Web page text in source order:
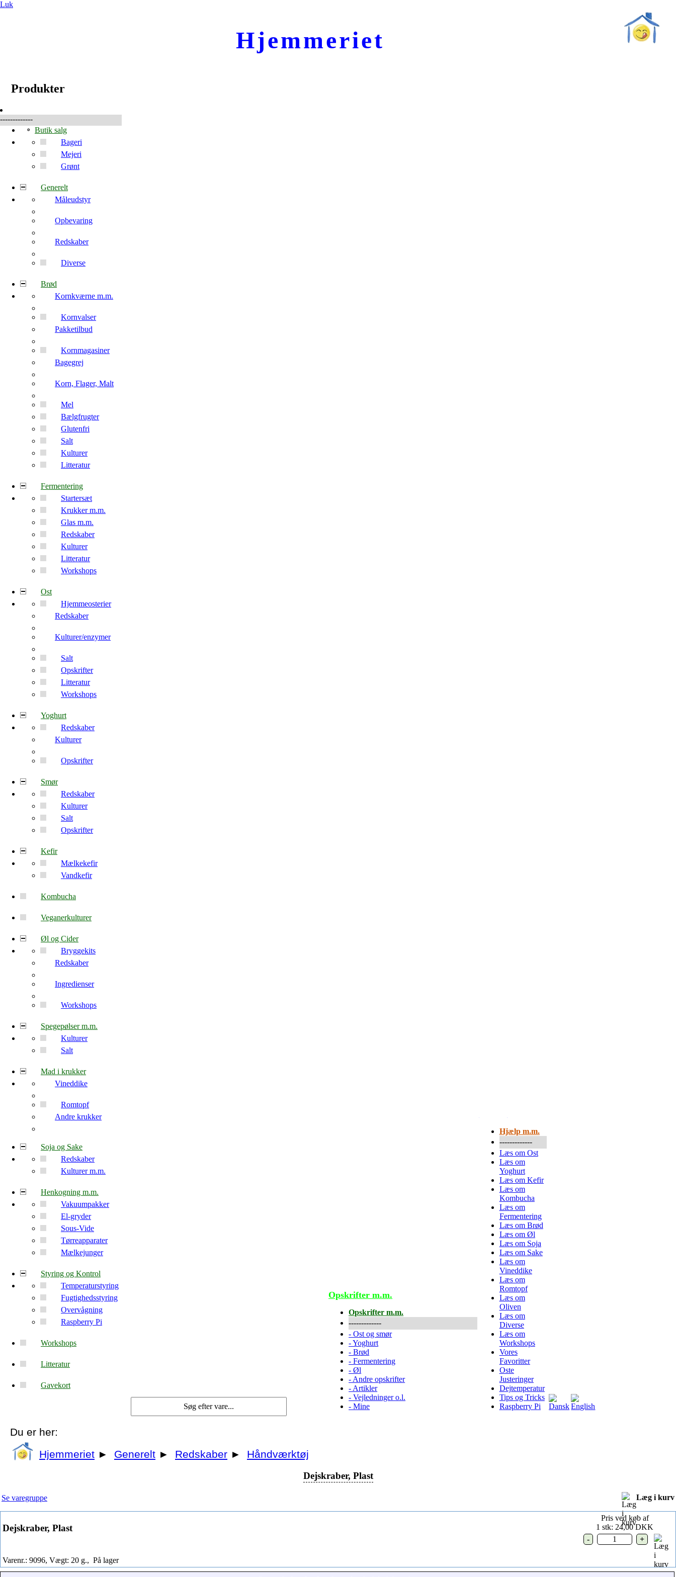
Luk
Hjemmeriet
Produkter
-------------
Butik salg
Bageri
Mejeri
Grønt
Generelt
Måleudstyr
Opbevaring
Redskaber
Diverse
Brød
Kornkværne m.m.
Kornvalser
Pakketilbud
Kornmagasiner
Bagegrej
Korn, Flager, Malt
Mel
Bælgfrugter
Glutenfri
Salt
Kulturer
Litteratur
Fermentering
Startersæt
Krukker m.m.
Glas m.m.
Redskaber
Kulturer
Litteratur
Workshops
Ost
Hjemmeosterier
Redskaber
Kulturer/enzymer
Salt
Opskrifter
Litteratur
Workshops
Yoghurt
Redskaber
Kulturer
Opskrifter
Smør
Redskaber
Kulturer
Salt
Opskrifter
Kefir
Mælkekefir
Vandkefir
Kombucha
Veganerkulturer
Øl og Cider
Bryggekits
Redskaber
Ingredienser
Workshops
Spegepølser m.m.
Kulturer
Salt
Mad i krukker
Vineddike
Romtopf
Andre krukker
Soja og Sake
Redskaber
Kulturer m.m.
Henkogning m.m.
Vakuumpakker
El-gryder
Sous-Vide
Tørreapparater
Mælkejunger
Styring og Kontrol
Temperaturstyring
Fugtighedsstyring
Overvågning
Raspberry Pi
Workshops
Litteratur
Gavekort
Opskrifter m.m.
Opskrifter m.m.
-------------
-Ost og smør
-Yoghurt
-Brød
-Fermentering
-Øl
- Andre opskrifter
- Artikler
-Vejledninger o.l.
-Mine
Hjælp m.m.
-------------
Læs om Ost
Læs om
Yoghurt
Læs om Kefir
Læs om
Kombucha
Læs om
Fermentering
Læs om Brød
Læs om Øl
Læs om Soja
Læs om Sake
Læs om
Vineddike
Læs om
Romtopf
Læs om
Oliven
Læs om
Diverse
Læs om
Workshops
Vores
Favoritter
Oste
Justeringer
Dejtemperatur
Tips og Tricks
Raspberry Pi
Du er her:
Hjemmeriet ► Generelt ► Redskaber ► Håndværktøj
Dejskraber, Plast
Se varegruppe Læg i kurv
Dejskraber, Plast
Varenr.: 9096, Vægt: 20 g., På lager
Pris ved køb af
1 stk: 24,00 DKK